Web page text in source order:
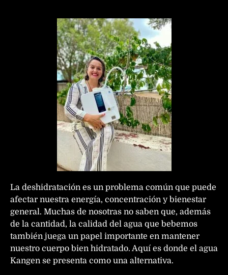
La deshidratación es un problema común que puede
afectar nuestra energía, concentración y bienestar
general. Muchas de nosotras no saben que, además
de la cantidad, la calidad del agua que bebemos
también juega un papel importante en mantener
nuestro cuerpo bien hidratado. Aquí es donde el agua
Kangen se presenta como una alternativa.